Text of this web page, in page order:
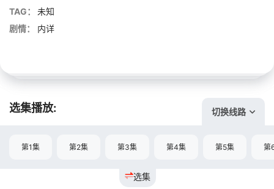
TAG：
未知
剧情：
内详
选集播放: 切换线路
选集
第1集 第2集 第3集 第4集 第5集 第